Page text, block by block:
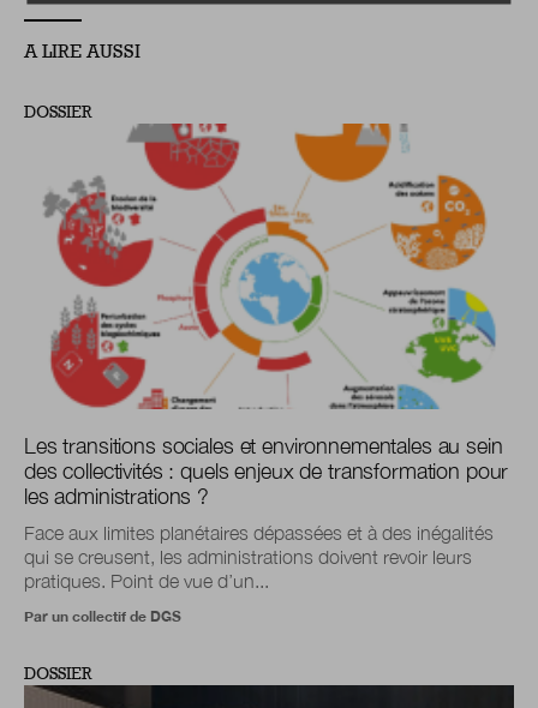
A LIRE AUSSI
DOSSIER
Les transitions sociales et environnementales au sein
des collectivités : quels enjeux de transformation pour
les administrations ?
Face aux limites planétaires dépassées et à des inégalités
qui se creusent, les administrations doivent revoir leurs
pratiques. Point de vue d’un...
Par un collectif de DGS
DOSSIER